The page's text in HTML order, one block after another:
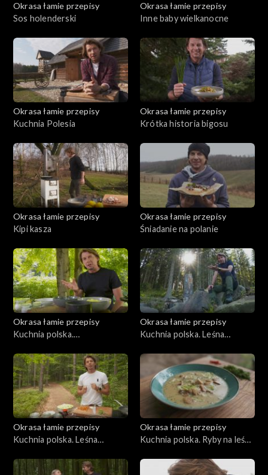
Okrasa łamie przepisy
Sos holenderski
Okrasa łamie przepisy
Inne baby wielkanocne
Okrasa łamie przepisy
Kuchnia Polesia
Okrasa łamie przepisy
Krótka historia bigosu
Okrasa łamie przepisy
Kipi kasza
Okrasa łamie przepisy
Śniadanie na polanie
Okrasa łamie przepisy
Kuchnia polska.
Okrasa łamie przepisy
Kuchnia polska. Leśna
Okrasa łamie przepisy
Kuchnia polska. Leśna
Okrasa łamie przepisy
Kuchnia polska. Ryby na leśny